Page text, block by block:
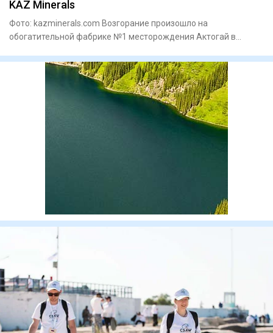
KAZ Minerals
Фото: kazminerals.com Возгорание произошло на
обогатительной фабрике №1 месторождения Актогай в